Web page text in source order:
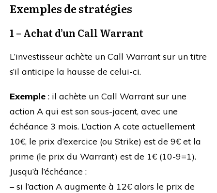
Exemples de stratégies
1 – Achat d’un Call Warrant
L’investisseur achète un Call Warrant sur un titre
s’il anticipe la hausse de celui-ci.
Exemple : il achète un Call Warrant sur une
action A qui est son sous-jacent, avec une
échéance 3 mois. L’action A cote actuellement
10€, le prix d’exercice (ou Strike) est de 9€ et la
prime (le prix du Warrant) est de 1€ (10-9=1).
Jusqu’à l’échéance :
– si l’action A augmente à 12€ alors le prix de